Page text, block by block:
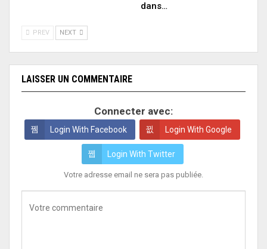
dans…
PREV NEXT
LAISSER UN COMMENTAIRE
Connecter avec:
Login With Facebook Login With Google
Login With Twitter
Votre adresse email ne sera pas publiée.